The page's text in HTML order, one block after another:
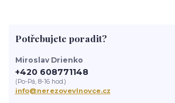
Potřebujete poradit?
Miroslav Drienko
+420 608771148
(Po-Pá, 8-16 hod.)
info@nerezovevlnovce.cz